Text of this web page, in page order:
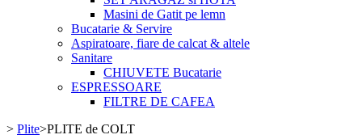
Masini de Gatit pe lemn
Bucatarie & Servire
Aspiratoare, fiare de calcat & altele
Sanitare
CHIUVETE Bucatarie
ESPRESSOARE
FILTRE DE CAFEA
> Plite>PLITE de COLT